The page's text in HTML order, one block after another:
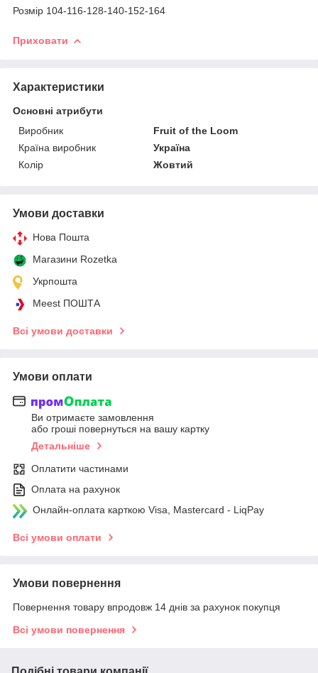
Розмір 104-116-128-140-152-164
Приховати
Характеристики
Основні атрибути
Виробник
Fruit of the Loom
Країна виробник
Україна
Колір
Жовтий
Умови доставки
Нова Пошта
Магазини Rozetka
Укрпошта
Meest ПОШТА
Всі умови доставки
Умови оплати
Ви отримаєте замовлення
або гроші повернуться на вашу картку
Детальніше
Оплатити частинами
Оплата на рахунок
Онлайн-оплата карткою Visa, Mastercard - LiqPay
Всі умови оплати
Умови повернення
Повернення товару впродовж 14 днів за рахунок покупця
Всі умови повернення